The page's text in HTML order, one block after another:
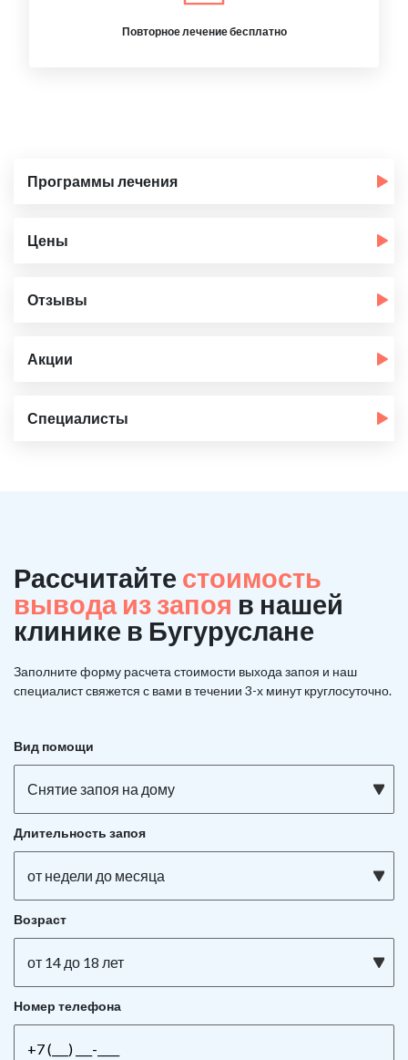
Повторное лечение бесплатно
Программы лечения
Цены
Отзывы
Акции
Специалисты
Рассчитайте стоимость
вывода из запоя в нашей
клинике в Бугуруслане
Заполните форму расчета стоимости выхода запоя и наш
специалист свяжется с вами в течении 3-х минут круглосуточно.
Вид помощи
Снятие запоя на дому
Длительность запоя
от недели до месяца
Возраст
от 14 до 18 лет
Номер телефона